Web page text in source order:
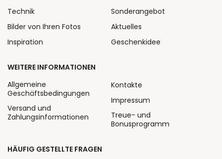
Technik
Bilder von Ihren Fotos
Inspiration
Sonderangebot
Aktuelles
Geschenkidee
WEITERE INFORMATIONEN
Allgemeine
Geschäftsbedingungen
Versand und
Zahlungsinformationen
Kontakte
Impressum
Treue- und
Bonusprogramm
HÄUFIG GESTELLTE FRAGEN